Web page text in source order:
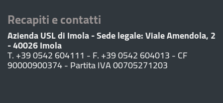
Recapiti e contatti
Azienda USL di Imola - Sede legale: Viale Amendola, 2
- 40026 Imola
T. +39 0542 604111 - F. +39 0542 604013 - CF
90000900374 - Partita IVA 00705271203